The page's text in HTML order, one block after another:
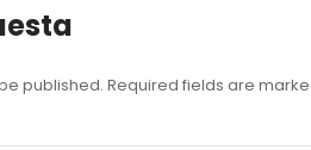
published. Required fields are